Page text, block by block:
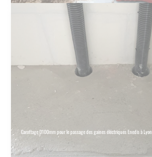
Carottage D100mm pour le passage des gaines éléctriques Enedis à Lyon